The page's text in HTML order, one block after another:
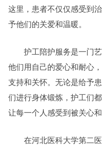
这里，患者不仅仅感受到
予他们的关爱和温暖。
护工陪护服务是一门艺
他们用自己的爱心和耐心
支持和关怀。无论是给予
们进行身体锻炼，护工们
让每一个人感受到被关心和
在河北医科大学第二医